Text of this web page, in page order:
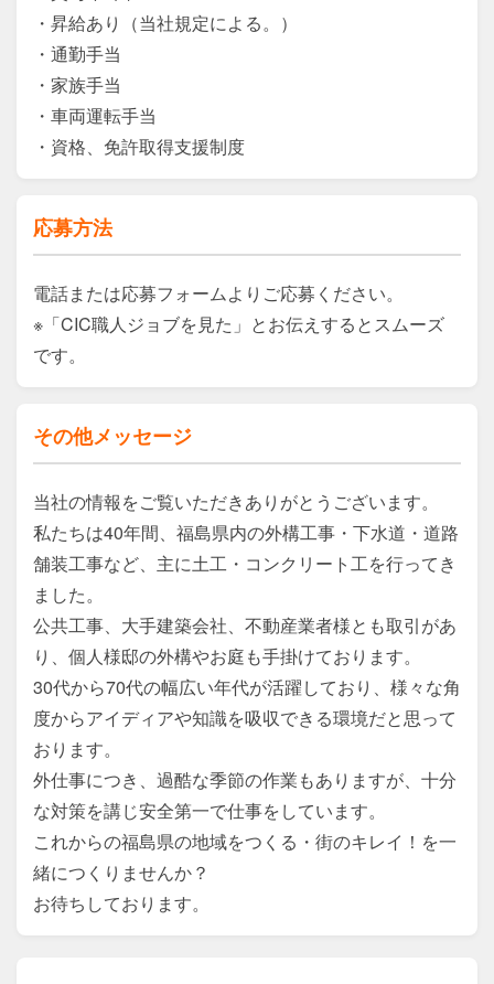
・昇給あり（当社規定による。）
・通勤手当
・家族手当
・車両運転手当
・資格、免許取得支援制度
応募方法
電話または応募フォームよりご応募ください。
※「CIC職人ジョブを見た」とお伝えするとスムーズ
です。
その他メッセージ
当社の情報をご覧いただきありがとうございます。
私たちは40年間、福島県内の外構工事・下水道・道路
舗装工事など、主に土工・コンクリート工を行ってき
ました。
公共工事、大手建築会社、不動産業者様とも取引があ
り、個人様邸の外構やお庭も手掛けております。
30代から70代の幅広い年代が活躍しており、様々な角
度からアイディアや知識を吸収できる環境だと思って
おります。
外仕事につき、過酷な季節の作業もありますが、十分
な対策を講じ安全第一で仕事をしています。
これからの福島県の地域をつくる・街のキレイ！を一
緒につくりませんか？
お待ちしております。